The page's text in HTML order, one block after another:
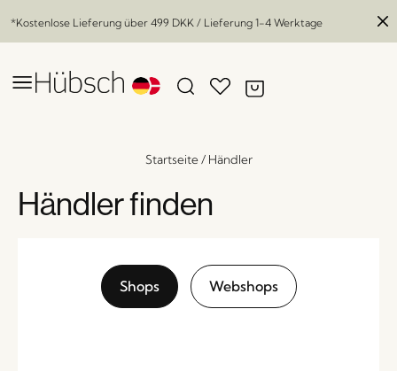
*Kostenlose Lieferung über 499 DKK / Lieferung 1-4 Werktage
Startseite/ Händler
Händler finden
Shops Webshops